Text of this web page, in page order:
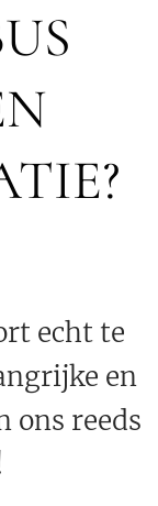
echt te
en
ons reeds